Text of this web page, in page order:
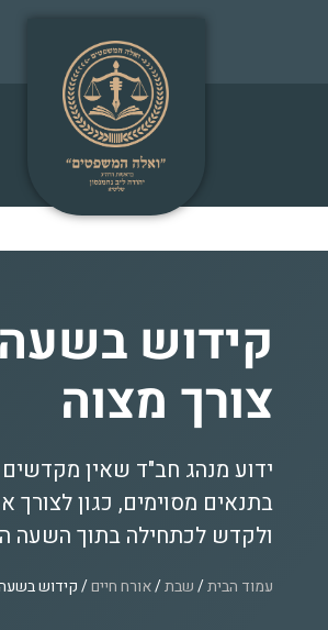
קידוש
צורך מצוה
ידוע מנהג חב"ד שאין
בתנאים מסוימים, כגון
ולקדש לכתחילה בתוך השעה
עמוד הבית/שבת/אורח חיים/ קידוש